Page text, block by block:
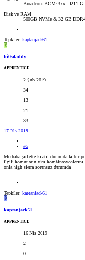
Broadcom BCM43xx - I211
Disk ve RAM
500GB NVMe & 32 GB DDR4
Tepkiler: kaptanjack61
B
bi0sdaddy
APPRENTICE
2 Şub 2019
34
13
21
33
17 Nis 2019
#5
Merhaba şirkette ki atıl durumda ki bir
ilgili komutların tüm kombinasyonlarını
onla high sierra sorunsuz durumda.
Tepkiler: kaptanjack61
K
kaptanjack61
APPRENTICE
16 Nis 2019
2
0